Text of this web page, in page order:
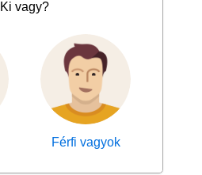
Ki vagy?
Férfi vagyok